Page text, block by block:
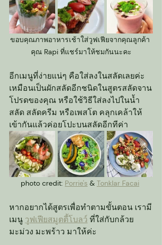
ขอบคุณภาพอาหารเช้าใส่วูฟเฟียจากคุณลูกค้า
คุณ Rapi ที่แชร์มาให้ชมกันนะคะ
อีกเมนูที่ง่ายแน่ๆ คือใส่ลงในสลัดเลยค่ะ
เหมือนเป็นผักสลัดอีกชนิดในสูตรสลัดจาน
โปรดของคุณ หรือใช้วิธีใส่ลงไปในน้ำ
สลัด สลัดครีม หรือเพสโต คลุกเคล้าให้
เข้ากันแล้วค่อยโปะบนสลัดอีกทีค่า
photo credit: Porrie's & Tonklar Facai
หากอยากได้สูตรเพื่อทำตามขั้นตอน เรามี
เมนู วูฟเฟียสมูตตี้โบลว์ ที่ใส่กับกล้วย
มะม่วง มะพร้าว มาให้ค่ะ